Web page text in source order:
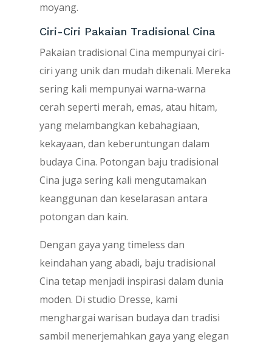
moyang.
Ciri-Ciri Pakaian Tradisional Cina
Pakaian tradisional Cina mempunyai ciri-
ciri yang unik dan mudah dikenali. Mereka
sering kali mempunyai warna-warna
cerah seperti merah, emas, atau hitam,
yang melambangkan kebahagiaan,
kekayaan, dan keberuntungan dalam
budaya Cina. Potongan baju tradisional
Cina juga sering kali mengutamakan
keanggunan dan keselarasan antara
potongan dan kain.
Dengan gaya yang timeless dan
keindahan yang abadi, baju tradisional
Cina tetap menjadi inspirasi dalam dunia
moden. Di studio Dresse, kami
menghargai warisan budaya dan tradisi
sambil menerjemahkan gaya yang elegan